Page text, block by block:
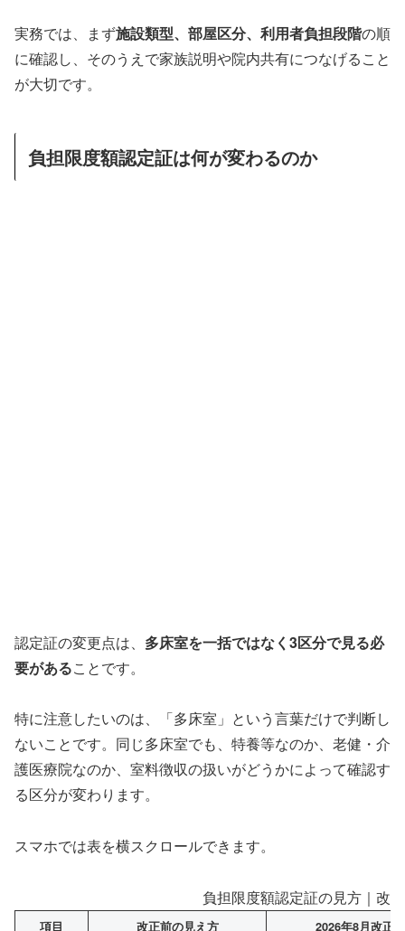
実務では、まず施設類型、部屋区分、利用者負担段階の順
に確認し、そのうえで家族説明や院内共有につなげること
が大切です。
負担限度額認定証は何が変わるのか
認定証の変更点は、 多床室を一括ではなく3区分で見る必
要があることです。
特に注意したいのは、「多床室」という言葉だけで判断し
ないことです。同じ多床室でも、特養等なのか、老健・介
護医療院なのか、室料徴収の扱いがどうかによって確認す
る区分が変わります。
スマホでは表を横スクロールできます。
負担限度額認定証の見方｜改
項目 改正前の見え方 2026年8月改正後